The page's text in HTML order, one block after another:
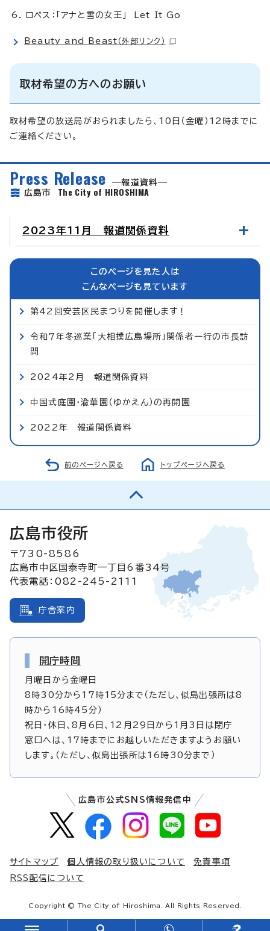
ロペス：「アナと雪の女王」 Let It Go
Beauty and Beast （外部リンク）
取材希望の方へのお願い
取材希望の放送局がおられましたら、10日（金曜）12時までに
ご連絡ください。
Press Release
報道資料
広島市 The City of HIROSHIMA
2023年11月 報道関係資料
このページを見た人は
こんなページも見ています
第42回安芸区民まつりを開催します！
令和7年冬巡業「大相撲広島場所」関係者一行の市長訪
問
2024年2月 報道関係資料
中国式庭園・渝華園（ゆかえん）の再開園
2022年 報道関係資料
前のページへ戻る トップページへ戻る
広島市役所
〒730-8586
広島市中区国泰寺町一丁目6番34号
代表電話：082-245-2111
庁舎案内
開庁時間
月曜日から金曜日
8時30分から17時15分まで（ただし、似島出張所は8
時から16時45分）
祝日・休日、8月6日、12月29日から1月3日は閉庁
窓口へは、17時までにお越しいただきますようお願い
します。（ただし、似島出張所は16時30分まで）
広島市公式SNS情報発信中
サイトマップ 個人情報の取り扱いについて
免責事項
RSS配信について
Copyright © The City of Hiroshima. All Rights Reserved.